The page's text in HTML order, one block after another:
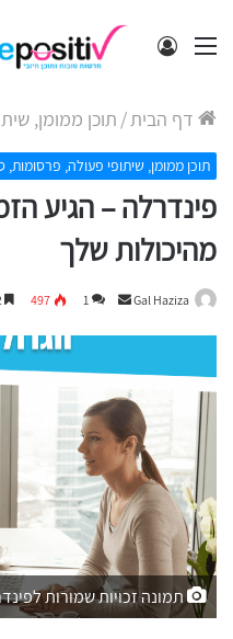
תפריט התחבר
דף הבית/ תוכן ממומן,
תוכן ממומן, שיתופי פעולה, פרסומות,
פינדרלה – הגיע
מהיכולות שלך
Gal Haziza
Send
1
497
תמונה זכויות שמורות